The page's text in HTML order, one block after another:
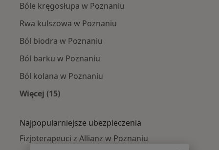
Bóle kręgosłupa w Poznaniu
Rwa kulszowa w Poznaniu
Ból biodra w Poznaniu
Ból barku w Poznaniu
Ból kolana w Poznaniu
Więcej (15)
Najpopularniejsze ubezpieczenia
Fizjoterapeuci z Allianz w Poznaniu